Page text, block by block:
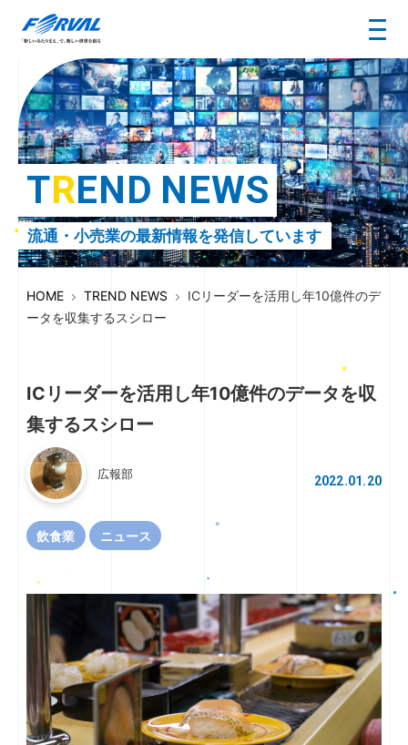
TREND NEWS
流通・小売業の最新情報を発信しています
HOME TREND NEWS
ICリーダーを活用し年10億件のデ
ータを収集するスシロー
ICリーダーを活用し年10億件のデータを収
集するスシロー
広報部 2022.01.20
飲食業 ニュース